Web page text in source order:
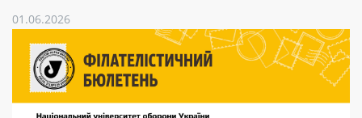
Кар’єра
Для бізнесу
01.06.2026